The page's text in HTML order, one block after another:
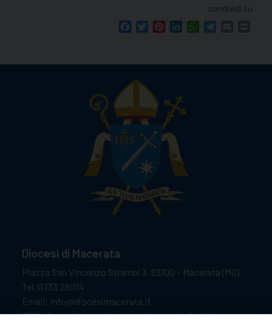
condividi su
FacebookTwitterPinterestLinkedInWhatsApp
Diocesi di Macerata
Piazza San Vincenzo Strambi 3, 62100 – Macerata (MC)
Tel. 0733.291114
Email: info@diocesimacerata.it
PEC: diocesimacerata@pec.chiesacattolica.it